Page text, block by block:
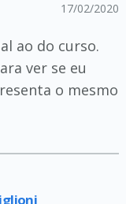
17/02/2020
ao do curso.
ver se eu
o mesmo